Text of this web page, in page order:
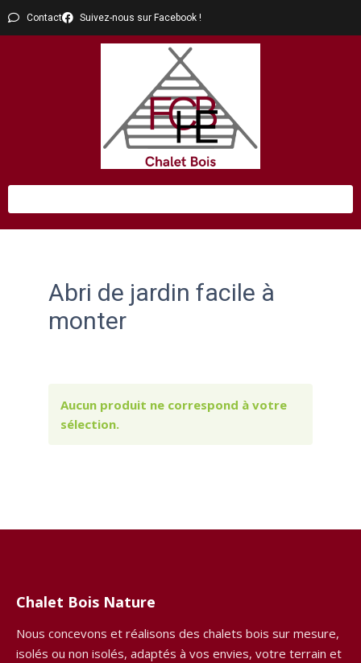
Contact Suivez-nous sur Facebook !
Abri de jardin facile à
monter
Aucun produit ne correspond à votre
sélection.
Chalet Bois Nature
Nous concevons et réalisons des chalets bois sur mesure,
isolés ou non isolés, adaptés à vos envies, votre terrain et